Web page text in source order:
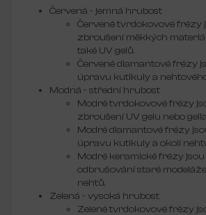
Červená - jemná hrubost
Červené tvrdokovové frézy
zbroušení měkkých
také UV gelů.
Červené diamantové frézy
úpravu kutikuly a
Modná - střední hrubost
Modré tvrdokovové frézy
zbroušení UV gelu nebo
Modré diamantové frézy
úpravu kutikuly a okolí
Modré keramické frézy
odbrušování staré
nehtů.
Zelená - vysoká hrubost
Zelené tvrdokovové frézy